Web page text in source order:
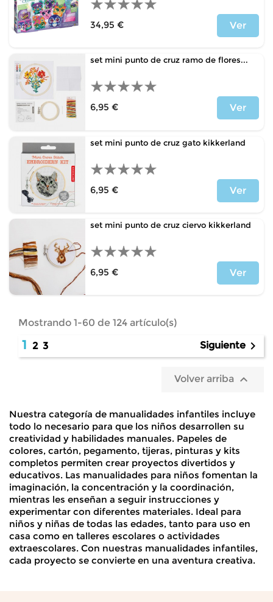
34,95 €
Ver
set mini punto de cruz ramo de flores...
6,95 €
Ver
set mini punto de cruz gato kikkerland
6,95 €
Ver
set mini punto de cruz ciervo kikkerland
6,95 €
Ver
Mostrando 1-60 de 124 artículo(s)
1 2 3 Siguiente 
Volver arriba 
Nuestra categoría de manualidades infantiles incluye
todo lo necesario para que los niños desarrollen su
creatividad y habilidades manuales. Papeles de
colores, cartón, pegamento, tijeras, pinturas y kits
completos permiten crear proyectos divertidos y
educativos. Las manualidades para niños fomentan la
imaginación, la concentración y la coordinación,
mientras les enseñan a seguir instrucciones y
experimentar con diferentes materiales. Ideal para
niños y niñas de todas las edades, tanto para uso en
casa como en talleres escolares o actividades
extraescolares. Con nuestras manualidades infantiles,
cada proyecto se convierte en una aventura creativa.